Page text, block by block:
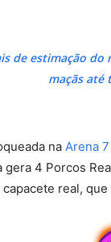
de estimação
maçãs até
na Arena
gera 4 Porcos
real,